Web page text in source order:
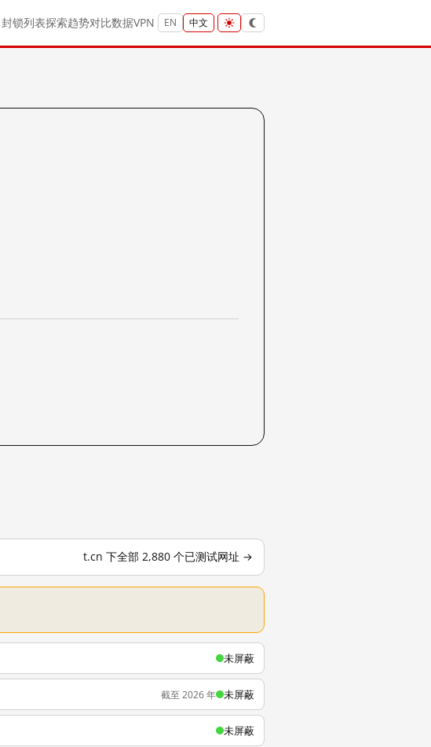
封锁列表探索趋势对比数据VPN EN 中文
t.cn 下全部 2,880 个已测试网址 →
未屏蔽
截至 2026 年 未屏蔽
未屏蔽